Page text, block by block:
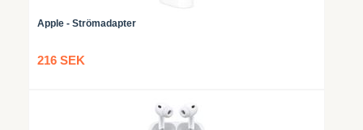
Apple - Strömadapter
216 SEK